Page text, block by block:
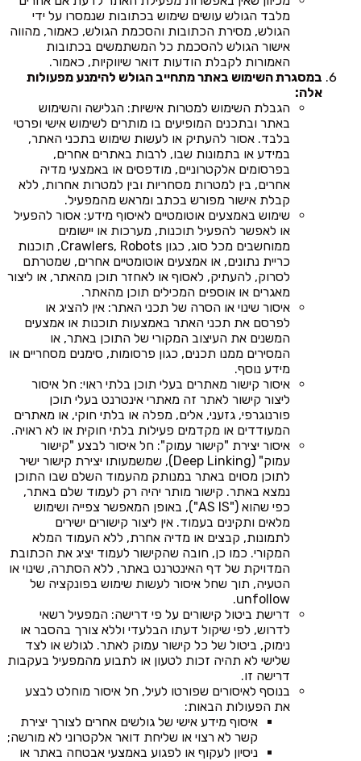
מלבד הגולש עושים שימוש בכתובות שנמסרו על ידי
הגולש, מסירת הכתובות והסכמת הגולש, כאמור, מהווה
אישור הגולש להסכמת כל המשתמשים בכתובות
האמורות לקבלת הודעות דואר שיווקיות, כאמור.
במסגרת השימוש באתר מתחייב הגולש להימנע מפעולות
אלה:
הגבלת השימוש למטרות אישיות: הגלישה והשימוש
באתר ובתכנים המופיעים בו מותרים לשימוש אישי ופרטי
בלבד. אסור להעתיק או לעשות שימוש בתכני האתר,
במידע או בתמונות שבו, לרבות באתרים אחרים,
בפרסומים אלקטרוניים, מודפסים או באמצעי מדיה
אחרים, בין למטרות מסחריות ובין למטרות אחרות, ללא
קבלת אישור מפורש בכתב ומראש מהמפעיל.
שימוש באמצעים אוטומטיים לאיסוף מידע: אסור להפעיל
או לאפשר להפעיל תוכנות, מערכות או יישומים
ממוחשבים מכל סוג, כגון Crawlers, Robots, תוכנות
כריית נתונים, או אמצעים אוטומטיים אחרים, שמטרתם
לסרוק, להעתיק, לאסוף או לאחזר תוכן מהאתר, או ליצור
מאגרים או אוספים המכילים תוכן מהאתר.
איסור שינוי או הסרה של תכני האתר: אין להציג או
לפרסם את תכני האתר באמצעות תוכנות או אמצעים
המשנים את העיצוב המקורי של התוכן באתר, או
המסירים ממנו תכנים, כגון פרסומות, סימנים מסחריים או
מידע נוסף.
איסור קישור מאתרים בעלי תוכן בלתי ראוי: חל איסור
ליצור קישור לאתר זה מאתרי אינטרנט בעלי תוכן
פורנוגרפי, גזעני, אלים, מפלה או בלתי חוקי, או מאתרים
המעודדים או מקדמים פעילות בלתי חוקית או לא ראויה.
איסור יצירת "קישור עמוק": חל איסור לבצע "קישור
עמוק" (Deep Linking), שמשמעותו יצירת קישור ישיר
לתוכן מסוים באתר במנותק מהעמוד השלם שבו התוכן
נמצא באתר. קישור מותר יהיה רק לעמוד שלם באתר,
כפי שהוא ("AS IS"), באופן המאפשר צפייה ושימוש
מלאים ותקינים בעמוד. אין ליצור קישורים ישירים
לתמונות, קבצים או מדיה אחרת, ללא העמוד המלא
המקורי. כמו כן, חובה שהקישור לעמוד יציג את הכתובת
המדויקת של דף האינטרנט באתר, ללא הסתרה, שינוי או
הטעיה, תוך שחל איסור לעשות שימוש בפונקציה של
unfollow.
דרישת ביטול קישורים על פי דרישה: המפעיל רשאי
לדרוש, לפי שיקול דעתו הבלעדי וללא צורך בהסבר או
נימוק, ביטול של כל קישור עמוק לאתר. לגולש או לצד
שלישי לא תהיה זכות לטעון או לתבוע מהמפעיל בעקבות
דרישה זו.
בנוסף לאיסורים שפורטו לעיל, חל איסור מוחלט לבצע
את הפעולות הבאות:
איסוף מידע אישי של גולשים אחרים לצורך יצירת
קשר לא רצוי או שליחת דואר אלקטרוני לא מורשה;
ניסיון לעקוף או לפגוע באמצעי אבטחה באתר או